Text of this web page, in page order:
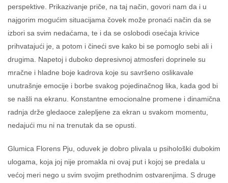
perspektive. Prikazivanje priče, na taj način, govori nam da i u
najgorim mogućim situacijama čovek može pronaći način da se
izbori sa svim nedaćama, te i da se oslobodi osećaja krivice
prihvatajući je, a potom i čineći sve kako bi se pomoglo sebi ali i
drugima. Napetoj i duboko depresivnoj atmosferi doprinele su
mračne i hladne boje kadrova koje su savršeno oslikavale
unutrašnje emocije i borbe svakog pojedinačnog lika, kada god bi
se našli na ekranu. Konstantne emocionalne promene i dinamična
radnja drže gledaoce zalepljene za ekran u svakom momentu,
nedajući mu ni na trenutak da se opusti.
Glumica Florens Pju, oduvek je dobro plivala u psihološki dubokim
ulogama, koja joj nije promakla ni ovaj put i kojoj se predala u
većoj meri nego u svim svojim prethodnim ostvarenjima. S druge